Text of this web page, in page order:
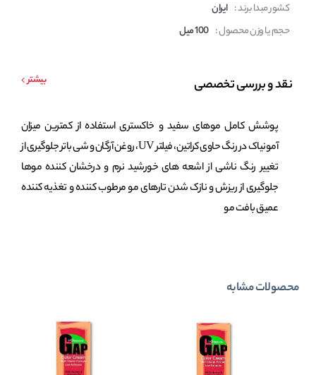
کشور مبدا برند : ایران
حجم یا وزن محصول : 100 میل
نقد و بررسی تخصصی بیشتر
پوشش کامل موهای سفید و خاکستری استفاده از کمترین میزان
آمونیاک در رنگ حاوی کراتین، فیلتر UV، روغن آرگان و شی باتر جلوگیری از
تغییر رنگ ناشی از اشعه های خورشید نرم و درخشان کننده موها
جلوگیری از ریزش و نازک شدن تارهای مو مرطوب کننده و تغذیه کننده
عمیق بافت مو
محصولات مشابه